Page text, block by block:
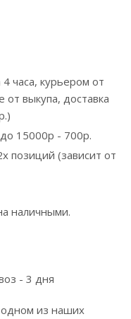
часа, курьером от
от выкупа, доставка
15000р - 700р.
позиций (зависит от
наличными.
- 3 дня
одном из наших